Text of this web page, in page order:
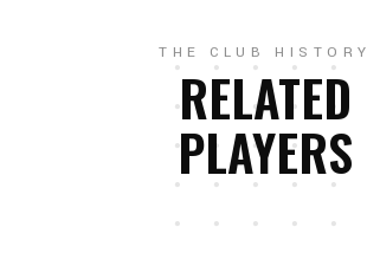
THE CLUB HISTORY
RELATED
PLAYERS